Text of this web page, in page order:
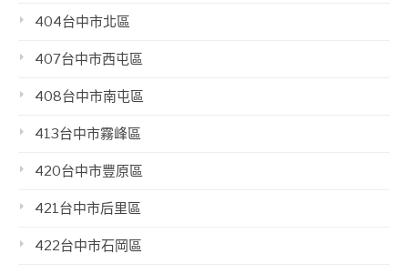
404台中市北區
407台中市西屯區
408台中市南屯區
413台中市霧峰區
420台中市豐原區
421台中市后里區
422台中市石岡區